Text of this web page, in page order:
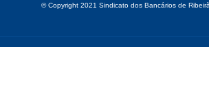
© Copyright 2021 Sindicato dos Bancários de